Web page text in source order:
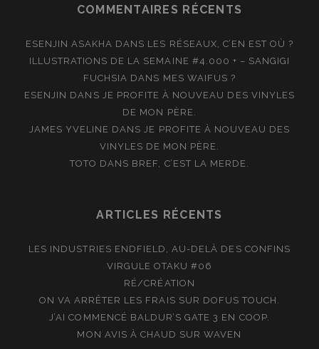
COMMENTAIRES RÉCENTS
ESENJIN ASAKHA DANS LES RÉSEAUX, C’EN EST OÙ ?
ILLUSTRATIONS DE LA SEMAINE #4.000 + – SANGIGI
FUCHSIA DANS MES WAIFUS ?
ESENJIN DANS JE PROFITE À NOUVEAU DES VINYLES
DE MON PÈRE.
JAMES YVELINE DANSJE PROFITE À NOUVEAU DES
VINYLES DE MON PÈRE.
TOTO DANS BREF, C’EST LA MERDE.
ARTICLES RÉCENTS
LES INDUSTRIES ENDFIELD, AU-DELÀ DES CONFINS
VIRGULE OTAKU #06
RÉ/CRÉATION
ON VA ARRÊTER LES FRAIS SUR DOFUS TOUCH.
J’AI COMMENCÉ BALDUR’S GATE 3 EN COOP.
MON AVIS À CHAUD SUR WAVEN